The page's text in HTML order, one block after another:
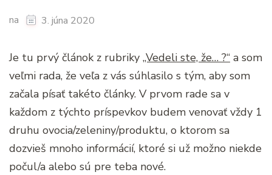
na 3. júna 2020
Je tu prvý článok z rubriky „Vedeli ste, že… ?“ a som
veľmi rada, že veľa z vás súhlasilo s tým, aby som
začala písať takéto články. V prvom rade sa v
každom z týchto príspevkov budem venovať vždy 1
druhu ovocia/zeleniny/produktu, o ktorom sa
dozvieš mnoho informácií, ktoré si už možno niekde
počul/a alebo sú pre teba nové.